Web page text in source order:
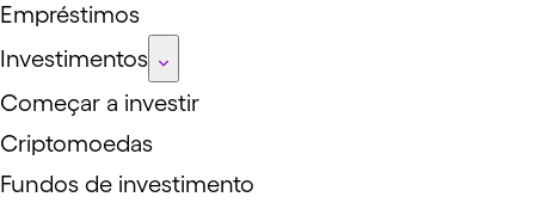
Empréstimos
Investimentos
Começar a investir
Criptomoedas
Fundos de investimento